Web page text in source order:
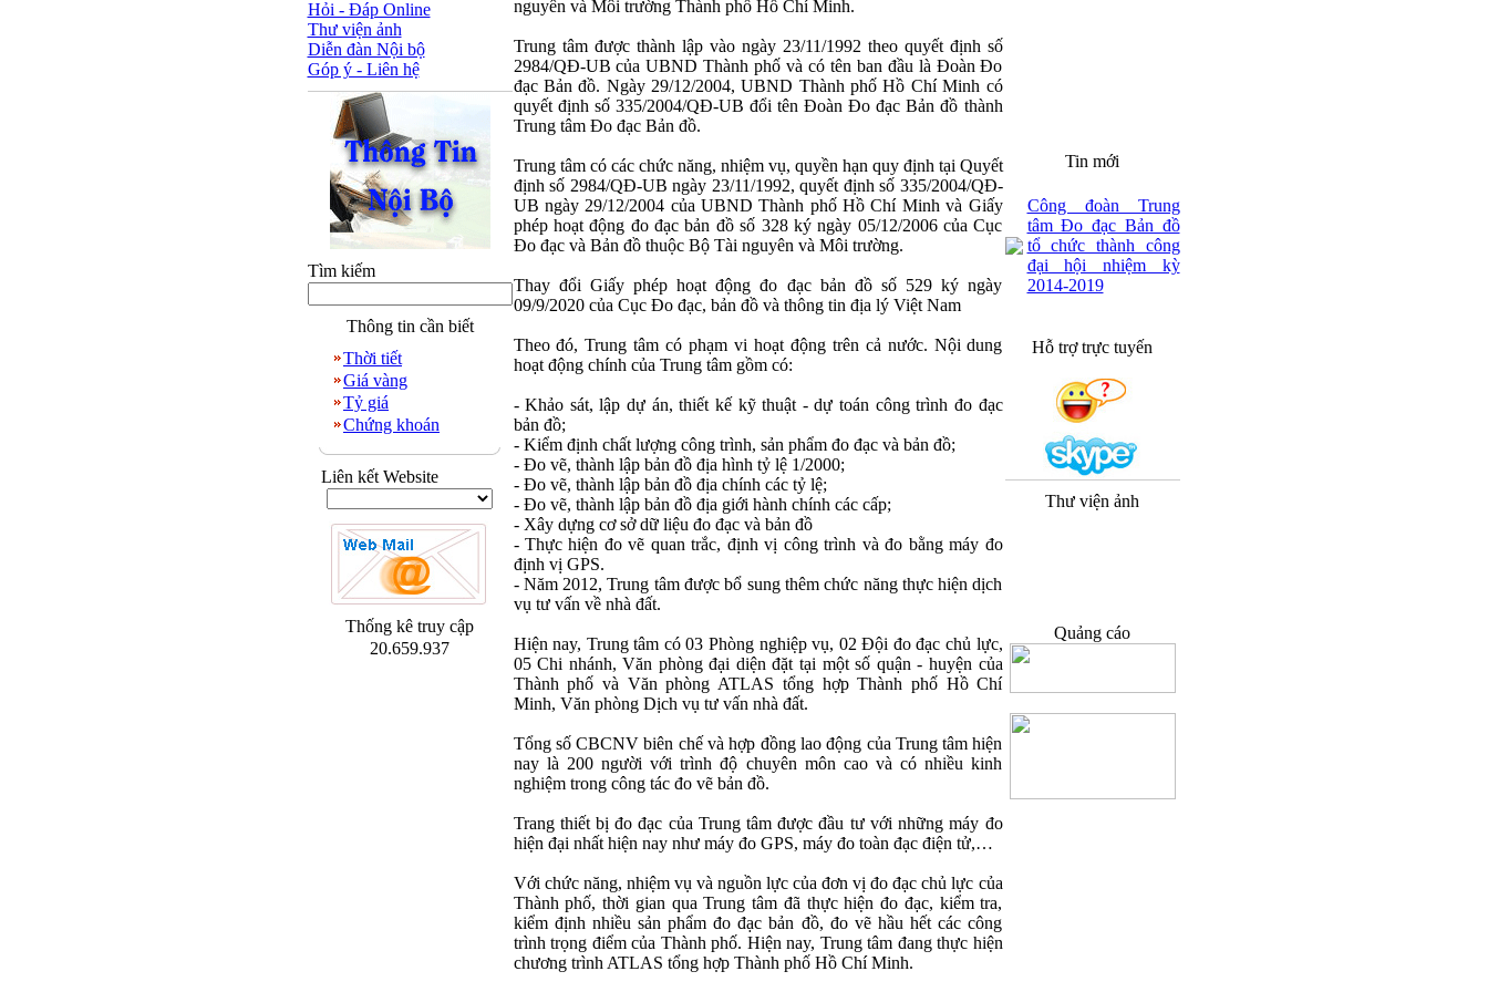
Hỏi - Đáp Online
Thư viện ảnh
Diễn đàn Nội bộ
Góp ý - Liên hệ
Tìm kiếm
Thông tin cần biết
Thời tiết
Giá vàng
Tỷ giá
Chứng khoán
Liên kết Website
Thống kê truy cập
20.659.937
nguyên và Môi trường Thành phố Hồ Chí Minh.
Trung tâm được thành lập vào ngày 23/11/1992 theo quyết định số
2984/QĐ-UB của UBND Thành phố và có tên ban đầu là Đoàn Đo
đạc Bản đồ. Ngày 29/12/2004, UBND Thành phố Hồ Chí Minh có
quyết định số 335/2004/QĐ-UB đổi tên Đoàn Đo đạc Bản đồ thành
Trung tâm Đo đạc Bản đồ.
Trung tâm có các chức năng, nhiệm vụ, quyền hạn quy định tại Quyết
định số 2984/QĐ-UB ngày 23/11/1992, quyết định số 335/2004/QĐ-
UB ngày 29/12/2004 của UBND Thành phố Hồ Chí Minh và Giấy
phép hoạt động đo đạc bản đồ số 328 ký ngày 05/12/2006 của Cục
Đo đạc và Bản đồ thuộc Bộ Tài nguyên và Môi trường.
Thay đổi Giấy phép hoạt động đo đạc bản đồ số 529 ký ngày
09/9/2020 của Cục Đo đạc, bản đồ và thông tin địa lý Việt Nam
Theo đó, Trung tâm có phạm vi hoạt động trên cả nước. Nội dung
hoạt động chính của Trung tâm gồm có:
- Khảo sát, lập dự án, thiết kế kỹ thuật - dự toán công trình đo đạc
bản đồ;
- Kiểm định chất lượng công trình, sản phẩm đo đạc và bản đồ;
- Đo vẽ, thành lập bản đồ địa hình tỷ lệ 1/2000;
- Đo vẽ, thành lập bản đồ địa chính các tỷ lệ;
- Đo vẽ, thành lập bản đồ địa giới hành chính các cấp;
- Xây dựng cơ sở dữ liệu đo đạc và bản đồ
- Thực hiện đo vẽ quan trắc, định vị công trình và đo bằng máy đo
định vị GPS.
- Năm 2012, Trung tâm được bổ sung thêm chức năng thực hiện dịch
vụ tư vấn về nhà đất.
Hiện nay, Trung tâm có 03 Phòng nghiệp vụ, 02 Đội đo đạc chủ lực,
05 Chi nhánh, Văn phòng đại diện đặt tại một số quận - huyện của
Thành phố và Văn phòng ATLAS tổng hợp Thành phố Hồ Chí
Minh, Văn phòng Dịch vụ tư vấn nhà đất.
Tổng số CBCNV biên chế và hợp đồng lao động của Trung tâm hiện
nay là 200 người với trình độ chuyên môn cao và có nhiều kinh
nghiệm trong công tác đo vẽ bản đồ.
Trang thiết bị đo đạc của Trung tâm được đầu tư với những máy đo
hiện đại nhất hiện nay như máy đo GPS, máy đo toàn đạc điện tử,…
Với chức năng, nhiệm vụ và nguồn lực của đơn vị đo đạc chủ lực của
Thành phố, thời gian qua Trung tâm đã thực hiện đo đạc, kiểm tra,
kiểm định nhiều sản phẩm đo đạc bản đồ, đo vẽ hầu hết các công
trình trọng điểm của Thành phố. Hiện nay, Trung tâm đang thực hiện
chương trình ATLAS tổng hợp Thành phố Hồ Chí Minh.
Tin mới
Công đoàn Trung
tâm Đo đạc Bản đồ
tổ chức thành công
đại hội nhiệm kỳ
2014-2019
Hỗ trợ trực tuyến
Thư viện ảnh
Quảng cáo